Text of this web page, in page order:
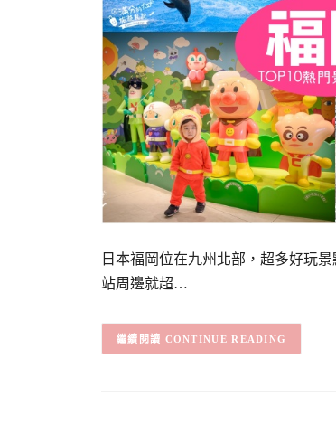
日本福岡位在九州北部，超多好玩
站周邊就超…
CONTINUE READING